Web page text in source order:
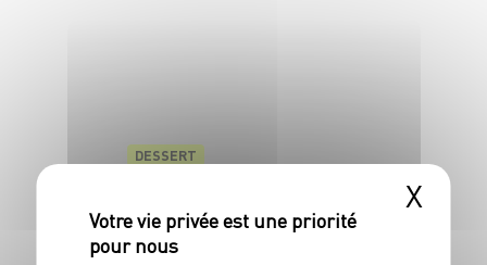
DESSERT
clémentines et
sauce au chocolat
X